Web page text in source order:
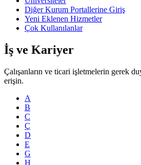
Diğer Kurum Portallerine Giriş
Yeni Eklenen Hizmetler
Çok Kullanılanlar
İş ve Kariyer
Çalışanların ve ticari işletmelerin gerek
erişin.
A
B
C
Ç
D
E
G
H